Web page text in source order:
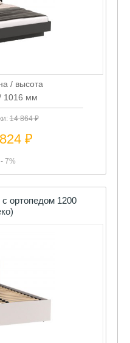
/ высота
1016 мм
14 864 ₽
₽
7%
ортопедом 1200